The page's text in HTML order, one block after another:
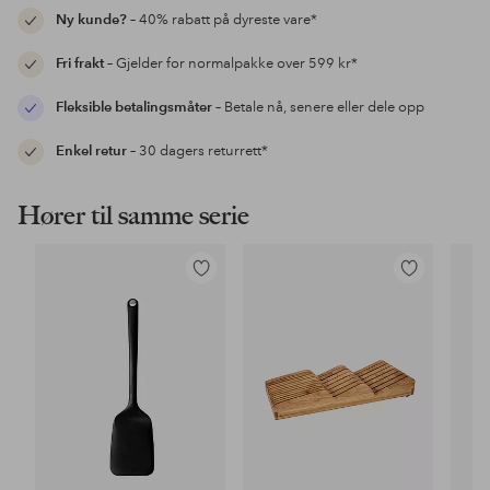
Ny kunde?– 40% rabatt på dyreste vare*
Fri frakt– Gjelder for normalpakke over 599 kr*
Fleksible betalingsmåter– Betale nå, senere eller dele opp
Enkel retur– 30 dagers returrett*
Hører til samme serie
Legg
Legg